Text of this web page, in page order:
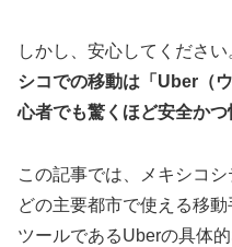
しかし、安心してください
シコでの移動は「Uber（
心者でも驚くほど安全かつ
この記事では、メキシコ
どの主要都市で使える移
ツールであるUberの具体